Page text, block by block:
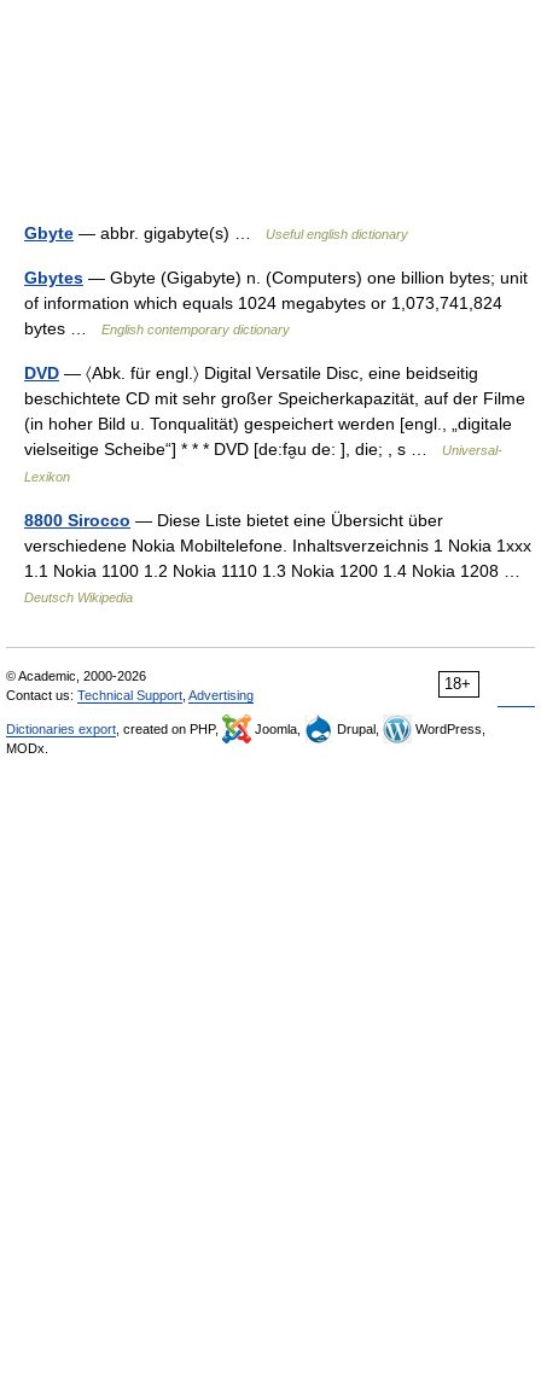
Gbyte — abbr. gigabyte(s) … Useful english dictionary
Gbytes — Gbyte (Gigabyte) n. (Computers) one billion bytes; unit
of information which equals 1024 megabytes or 1,073,741,824
bytes …
English contemporary dictionary
DVD — 〈Abk. für engl.〉 Digital Versatile Disc, eine beidseitig
beschichtete CD mit sehr großer Speicherkapazität, auf der Filme
(in hoher Bild u. Tonqualität) gespeichert werden [engl., „digitale
vielseitige Scheibe“] * * * DVD [de:fa̮u de: ], die; , s …
Universal-
Lexikon
8800 Sirocco — Diese Liste bietet eine Übersicht über
verschiedene Nokia Mobiltelefone. Inhaltsverzeichnis 1 Nokia 1xxx
1.1 Nokia 1100 1.2 Nokia 1110 1.3 Nokia 1200 1.4 Nokia 1208 …
Deutsch Wikipedia
18+
© Academic, 2000-2026
Contact us: Technical Support Advertising
Dictionaries export , created on PHP, Joomla, Drupal,
WordPress,
MODx.